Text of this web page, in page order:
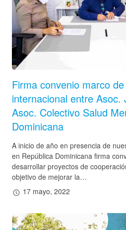
Firma convenio marco
internacional entre Asoc.
Asoc. Colectivo Salud
Dominicana
A inicio de año en presencia de
en República Dominicana firma
desarrollar proyectos de
objetivo de mejorar la…
17 mayo, 2022